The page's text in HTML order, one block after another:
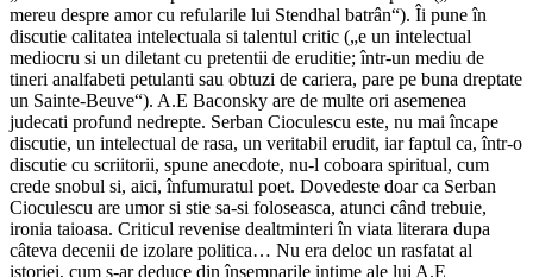
mereu despre amor cu refularile lui Stendhal batrân“). Îi pune în
discutie calitatea intelectuala si talentul critic („e un intelectual
mediocru si un diletant cu pretentii de eruditie; într-un mediu de
tineri analfabeti petulanti sau obtuzi de cariera, pare pe buna dreptate
un Sainte-Beuve“). A.E Baconsky are de multe ori asemenea
judecati profund nedrepte. Serban Cioculescu este, nu mai încape
discutie, un intelectual de rasa, un veritabil erudit, iar faptul ca, într-o
discutie cu scriitorii, spune anecdote, nu-l coboara spiritual, cum
crede snobul si, aici, înfumuratul poet. Dovedeste doar ca Serban
Cioculescu are umor si stie sa-si foloseasca, atunci când trebuie,
ironia taioasa. Criticul revenise dealtminteri în viata literara dupa
câteva decenii de izolare politica… Nu era deloc un rasfatat al
istoriei, cum s-ar deduce din însemnarile intime ale lui A.E